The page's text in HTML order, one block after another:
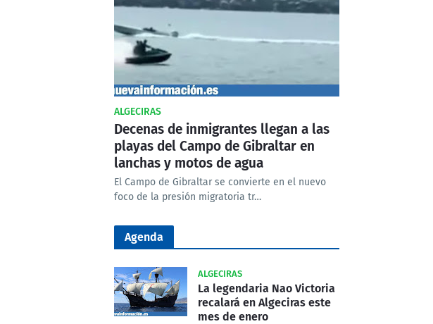
ALGECIRAS
Decenas de inmigrantes llegan a las
playas del Campo de Gibraltar en
lanchas y motos de agua
El Campo de Gibraltar se convierte en el nuevo
foco de la presión migratoria tr…
Agenda
ALGECIRAS
La legendaria Nao Victoria
recalará en Algeciras este
mes de enero